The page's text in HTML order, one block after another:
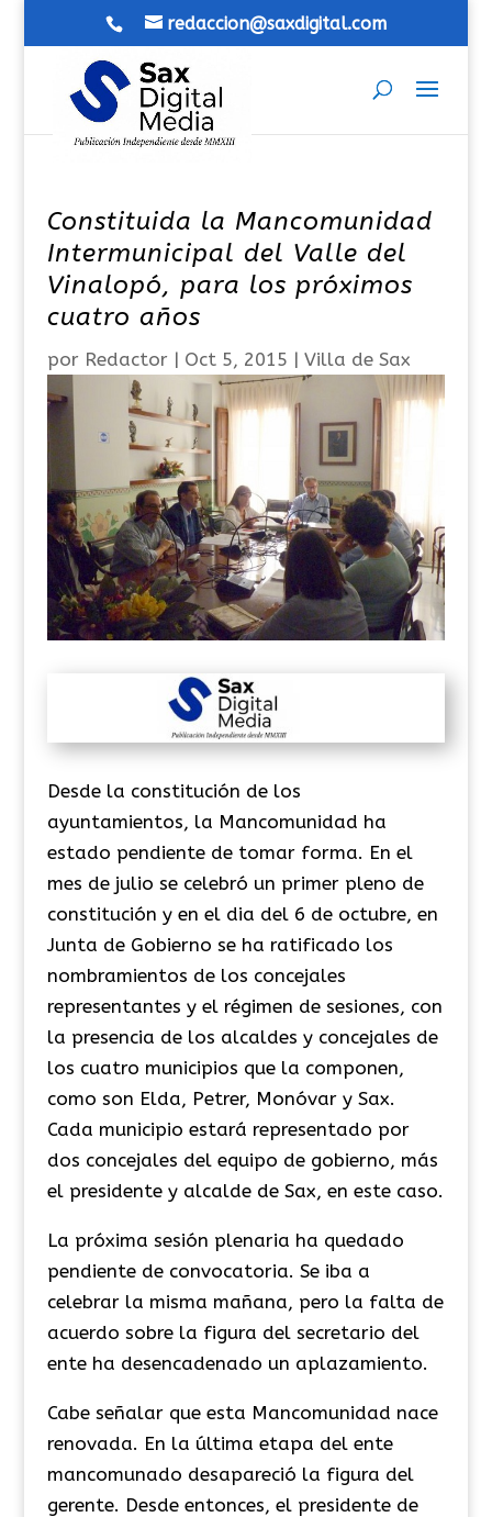
redaccion@saxdigital.com
Constituida la Mancomunidad
Intermunicipal del Valle del
Vinalopó, para los próximos
cuatro años
por Redactor| Oct 5, 2015 | Villa de Sax
Desde la constitución de los
ayuntamientos, la Mancomunidad ha
estado pendiente de tomar forma. En el
mes de julio se celebró un primer pleno de
constitución y en el dia del 6 de octubre, en
Junta de Gobierno se ha ratificado los
nombramientos de los concejales
representantes y el régimen de sesiones, con
la presencia de los alcaldes y concejales de
los cuatro municipios que la componen,
como son Elda, Petrer, Monóvar y Sax.
Cada municipio estará representado por
dos concejales del equipo de gobierno, más
el presidente y alcalde de Sax, en este caso.
La próxima sesión plenaria ha quedado
pendiente de convocatoria. Se iba a
celebrar la misma mañana, pero la falta de
acuerdo sobre la figura del secretario del
ente ha desencadenado un aplazamiento.
Cabe señalar que esta Mancomunidad nace
renovada. En la última etapa del ente
mancomunado desapareció la figura del
gerente. Desde entonces, el presidente de